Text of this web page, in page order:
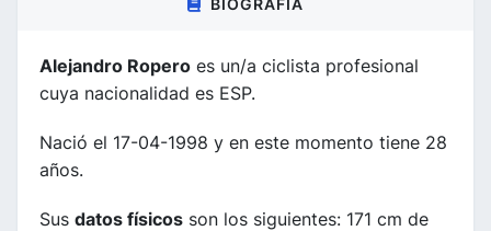
Alejandro Ropero es un/a ciclista profesional
cuya nacionalidad es ESP.
Nació el 17-04-1998 y en este momento tiene 28
años.
Sus datos físicos son los siguientes: 171 cm de